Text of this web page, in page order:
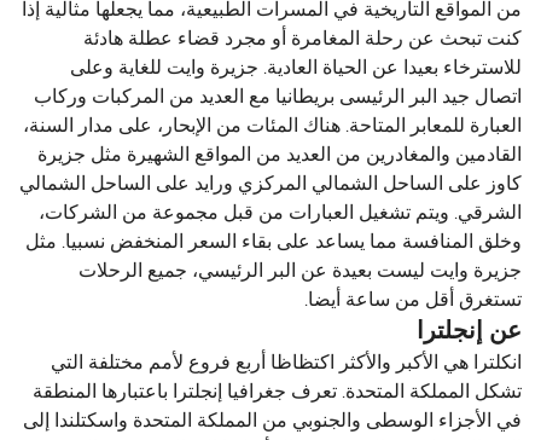
من المواقع التاريخية في المسرات الطبيعية، مما يجعلها مثالية إذا
كنت تبحث عن رحلة المغامرة أو مجرد قضاء عطلة هادئة
للاسترخاء بعيدا عن الحياة العادية. جزيرة وايت للغاية وعلى
اتصال جيد البر الرئيسى بريطانيا مع العديد من المركبات وركاب
العبارة للمعابر المتاحة. هناك المئات من الإبحار، على مدار السنة،
القادمين والمغادرين من العديد من المواقع الشهيرة مثل جزيرة
كاوز على الساحل الشمالي المركزي ورايد على الساحل الشمالي
الشرقي. ويتم تشغيل العبارات من قبل مجموعة من الشركات،
وخلق المنافسة مما يساعد على بقاء السعر المنخفض نسبيا. مثل
جزيرة وايت ليست بعيدة عن البر الرئيسي، جميع الرحلات
تستغرق أقل من ساعة أيضا.
عن إنجلترا
انكلترا هي الأكبر والأكثر اكتظاظا أربع فروع لأمم مختلفة التي
تشكل المملكة المتحدة. تعرف جغرافيا إنجلترا باعتبارها المنطقة
في الأجزاء الوسطى والجنوبي من المملكة المتحدة واسكتلندا إلى